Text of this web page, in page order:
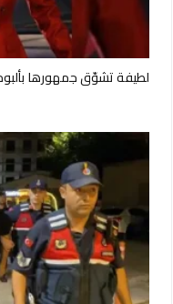
لطيفة تشوّق جمهورها